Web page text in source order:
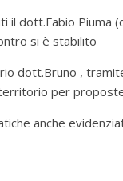
il dott.Fabio Piuma
si è stabilito
dott.Bruno ,
per
anche